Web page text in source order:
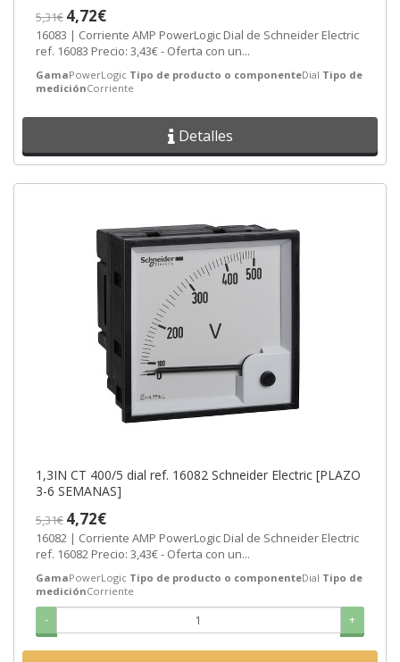
5,31€ 4,72€
16083 | Corriente AMP PowerLogic Dial de Schneider Electric
ref. 16083 Precio: 3,43€ - Oferta con un...
GamaPowerLogic Tipo de producto o componenteDial Tipo de
mediciónCorriente
Detalles
1,3IN CT 400/5 dial ref. 16082 Schneider Electric [PLAZO
3-6 SEMANAS]
5,31€ 4,72€
16082 | Corriente AMP PowerLogic Dial de Schneider Electric
ref. 16082 Precio: 3,43€ - Oferta con un...
GamaPowerLogic Tipo de producto o componenteDial Tipo de
mediciónCorriente
- +